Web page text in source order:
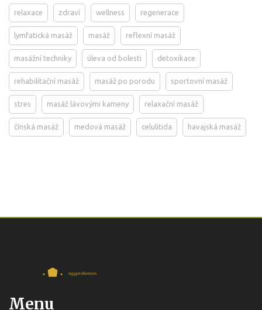
relaxace zdraví wellness regenerace
lymfatická masáž masáž reflexní masáž
masážní techniky úleva od bolesti detoxikace
rehabilitační masáž masáž po porodu sportovní masáž
stres masáž lávovými kameny relaxační masáž
čínská masáž medová masáž celulitida havajská masáž
Menu